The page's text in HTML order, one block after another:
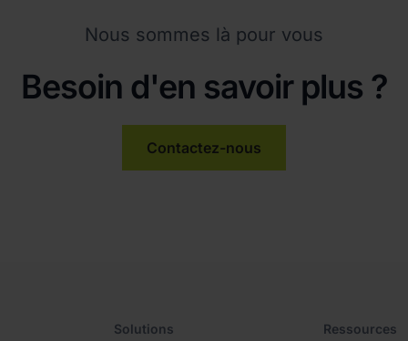
Nous sommes là pour vous
Besoin d'en savoir plus ?
Contactez-nous
Solutions Ressources